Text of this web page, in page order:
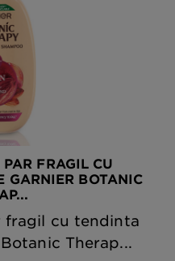
FRAGIL CU
GARNIER BOTANIC
fragil cu tendinta
Therap...